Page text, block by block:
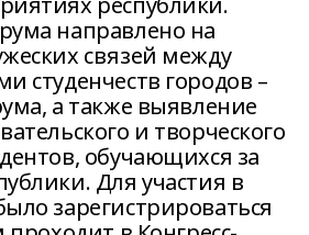
направлено на
связей между
студенчеств городов –
а также выявление
и творческого
обучающихся за
Для участия в
зарегистрироваться